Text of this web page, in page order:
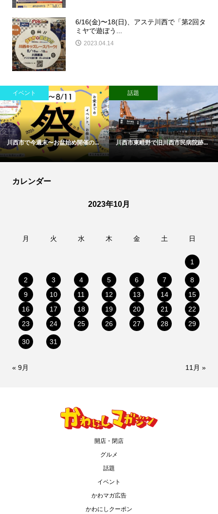
6/16(金)〜18(日)、アステ川西で「第2回タ
ミヤで遊ぼう...
2023.04.14
イベント
川西市で今週末〜お盆始め開催の...
話題
川西市東畦野で旧川西市民病院跡...
カレンダー
2023年10月
月 火 水 木 金 土 日
1
2 3 4 5 6 7
8
9
10 11 12 13 14
15
16
17 18 19 20 21
22
23
24 25 26 27 28 29
30 31
« 9月 11月 »
開店・閉店
グルメ
話題
イベント
かわマガ広告
かわにしクーポン